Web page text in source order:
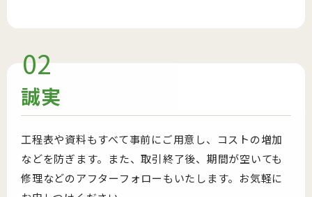
02
誠実
工程表や資料もすべて事前にご用意し、コストの増加
などを防ぎます。また、取引終了後、期間が空いても
修理などのアフターフォローもいたします。お気軽に